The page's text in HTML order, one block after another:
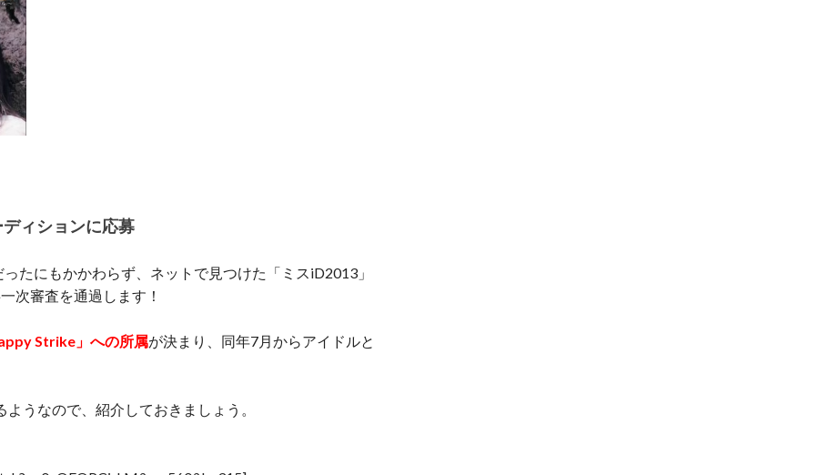
ィションに応募
ったにもかかわらず、ネットで見つけた「ミスiD2013」
次審査を通過します！
Strike」への所属が決まり、同年7月からアイドルと
うなので、紹介しておきましょう。